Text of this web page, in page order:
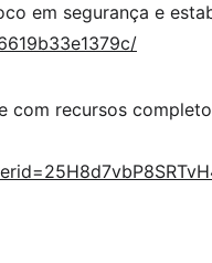
em segurança e
com recursos